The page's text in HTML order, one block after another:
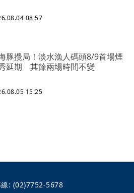
08:57
豚攪局！淡水漁人碼頭8/9首場煙
延期 其餘兩場時間不變
15:25
: (02)7752-5678